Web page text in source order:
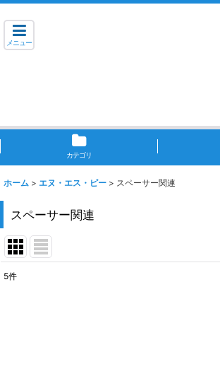
メニュー
カテゴリ
ホーム > エヌ・エス・ピー > スペーサー関連
スペーサー関連
5件